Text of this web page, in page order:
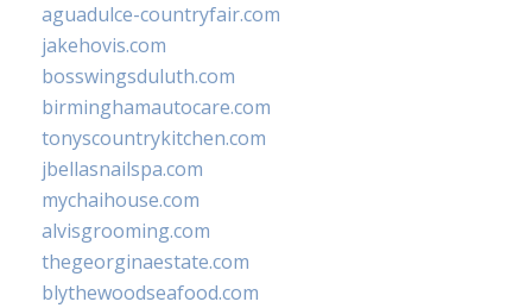
aguadulce-countryfair.com
jakehovis.com
bosswingsduluth.com
birminghamautocare.com
tonyscountrykitchen.com
jbellasnailspa.com
mychaihouse.com
alvisgrooming.com
thegeorginaestate.com
blythewoodseafood.com